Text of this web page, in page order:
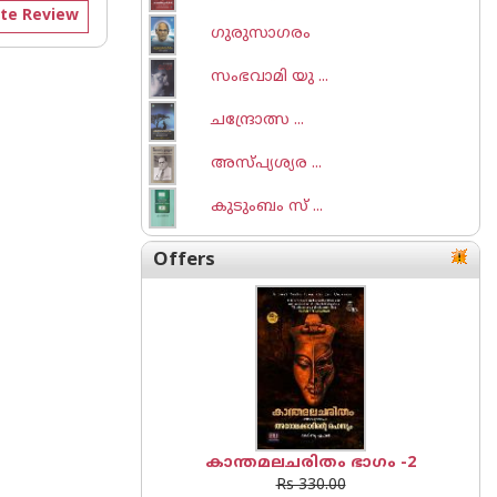
Review
ഗുരുസാഗരം
സംഭവാമി യു ...
ചന്ദ്രോത്സ ...
അസ്പ്യശ്യര ...
കുടുംബം സ് ...
Offers
കാന്തമലചരിതം ഭാഗം -2
Rs 330.00